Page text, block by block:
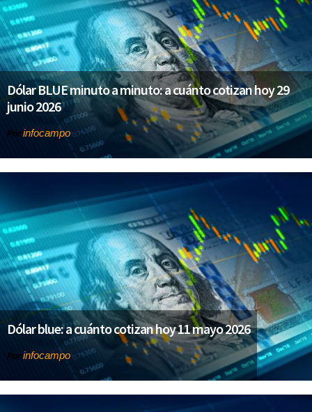
Dólar BLUE minuto a minuto: a cuánto cotizan hoy 29
junio 2026
Por infocampo
Dólar blue: a cuánto cotizan hoy 11 mayo 2026
Por infocampo